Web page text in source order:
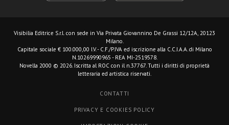
Visibilia Editrice S.r.l. con sede in Via Privata Giovannino De Grassi 12/12A, 20123
Milano.
Capitale sociale € 100.000,00 I.V. - C.F./P.IVA ed iscrizione alla C.C.I.A.A. di Milano
N.10269990965 - REA MI-2519578.
Novella 2000 © 2026. Iscritta al ROC con il n.37767. Tutti i diritti di proprietà
letteraria ed artistica riservati.
CONTATTI
PRIVACY E COOKIES POLICY